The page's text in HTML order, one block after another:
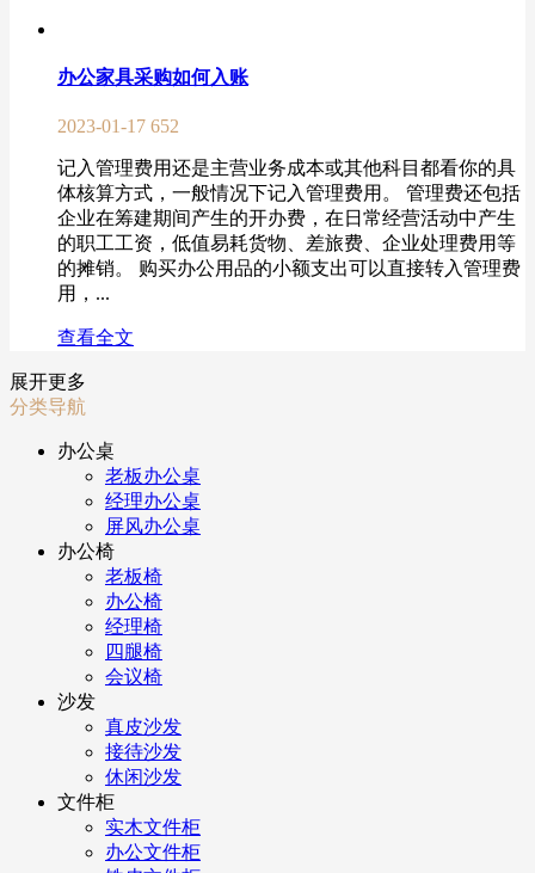
办公家具采购如何入账
2023-01-17 652
记入管理费用还是主营业务成本或其他科目都看你的具
体核算方式，一般情况下记入管理费用。 管理费还包括
企业在筹建期间产生的开办费，在日常经营活动中产生
的职工工资，低值易耗货物、差旅费、企业处理费用等
的摊销。 购买办公用品的小额支出可以直接转入管理费
用，...
查看全文
展开更多
分类导航
办公桌
老板办公桌
经理办公桌
屏风办公桌
办公椅
老板椅
办公椅
经理椅
四腿椅
会议椅
沙发
真皮沙发
接待沙发
休闲沙发
文件柜
实木文件柜
办公文件柜